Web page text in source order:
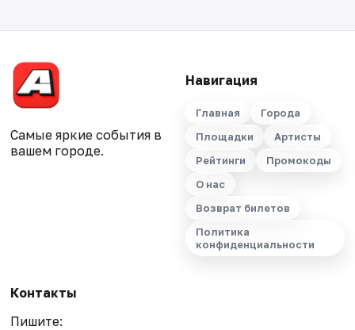
Самые яркие события в
вашем городе.
Навигация
Главная
Города
Площадки
Артисты
Рейтинги
Промокоды
О нас
Возврат билетов
Политика
конфиденциальности
Контакты
Пишите: